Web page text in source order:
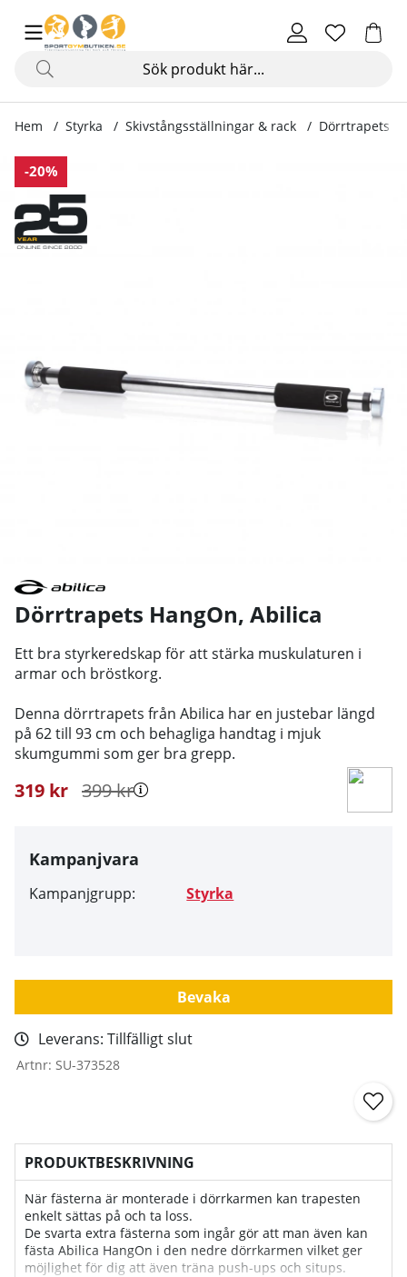
Hem Styrka Skivstångsställningar & rack Dörrtrapets &
-20%
Produktbilder Dörrtrapets HangOn
Dörrtrapets HangOn, Abilica
Ett bra styrkeredskap för att stärka muskulaturen i
armar och bröstkorg.
Denna dörrtrapets från Abilica har en justebar längd
på 62 till 93 cm och behagliga handtag i mjuk
skumgummi som ger bra grepp.
399kr
319 kr
Kampanjvara
Kampanjgrupp: Styrka
Bevaka
Leverans: Tillfälligt slut
Artnr: SU-373528
PRODUKTBESKRIVNING
När fästerna är monterade i dörrkarmen kan trapesten
enkelt sättas på och ta loss.
De svarta extra fästerna som ingår gör att man även kan
fästa Abilica HangOn i den nedre dörrkarmen vilket ger
möjlighet för dig att även träna push-ups och situps.